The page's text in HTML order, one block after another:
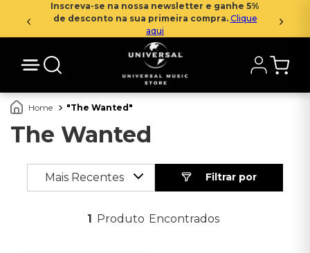
Inscreva-se na nossa newsletter e ganhe 5%
de desconto na sua primeira compra. Clique
aqui
The Wanted
The Wanted
Mais Recentes
1 Produto